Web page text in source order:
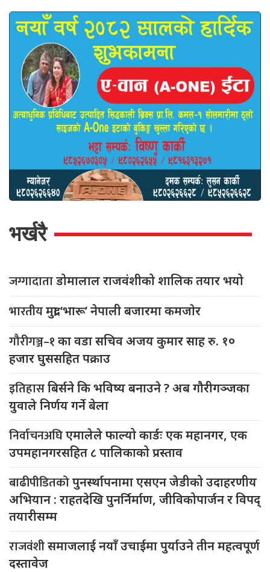
भर्खरै
जग्गादाताडोमालाल राजवंशीको शालिक तयार भयो
भारतीयमुद्रा ‘भारू’ नेपाली बजारमा कमजाेर
गौरीगञ्ज–१का वडा सचिव अजय कुमार साह रु. १०
हजार घुससहित पक्राउ
इतिहासबिर्सने कि भविष्य बनाउने ? अब गौरीगञ्जका
युवाले निर्णय गर्ने बेला
निर्वाचनअघिएमालेले फाल्यो कार्डः एक महानगर, एक
उपमहानगरसहित ८ पालिकाको प्रस्ताव
बाढीपीडितकोपुनर्स्थापनामा एसएन जेडीको उदाहरणीय
अभियान : राहतदेखि पुनर्निर्माण, जीविकोपार्जन र विपद्
तयारीसम्म
राजवंशीसमाजलाई नयाँ उचाईमा पुर्याउने तीन महत्वपूर्ण
दस्तावेज